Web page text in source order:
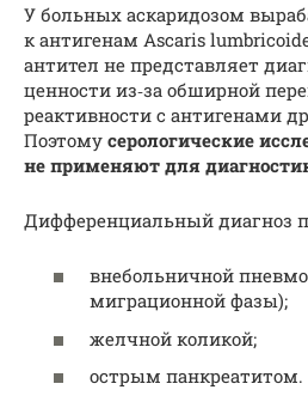
У больных аскаридозом
к антигенам Ascaris
антител не представляет
ценности из‑за обширной
реактивности с антигенами
Поэтому серологические
не применяют для
Дифференциальный диагноз
внебольничной
миграционной фазы);
желчной коликой;
острым панкреатитом.